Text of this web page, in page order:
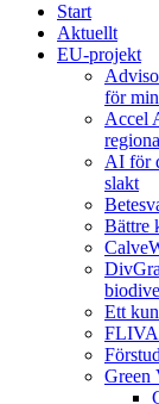
Start
Aktuellt
EU-projekt
för
Accel
AI för
slakt
Bättre
Ett
Green